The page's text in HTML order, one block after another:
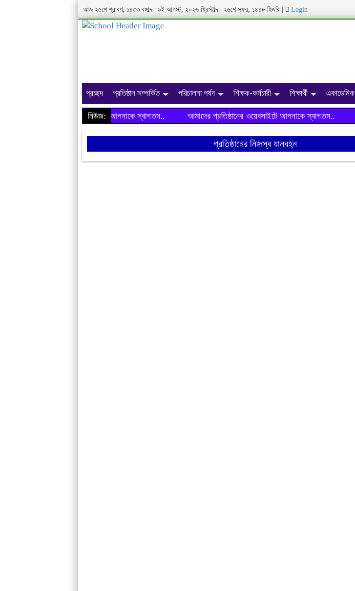
আজ ২৫শে শ্রাবণ, ১৪৩৩ বঙ্গাব্দ | ৯ই আগস্ট, ২০২৬ খ্রিস্টাব্দ | ২৬শে সফর, ১৪৪৮ হিজরি Login
প্রচ্ছদ প্রতিষ্ঠান সম্পর্কিত পরিচালনা পর্ষদ শিক্ষক-কর্মচারী শিক্ষার্থী একাডেমিক
নিউজ: আমাদের প্রতিষ্ঠানের ওয়েবসাইটে আপনাকে স্বাগতম..
আমাদের প্রতিষ্ঠানের ওয়েবসাইটে আপনাকে স্বাগতম..
প্রতিষ্ঠানের নিজস্ব যানবহন